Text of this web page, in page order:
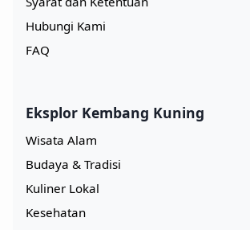
Hubungi Kami
FAQ
Eksplor Kembang Kuning
Wisata Alam
Budaya & Tradisi
Kuliner Lokal
Kesehatan